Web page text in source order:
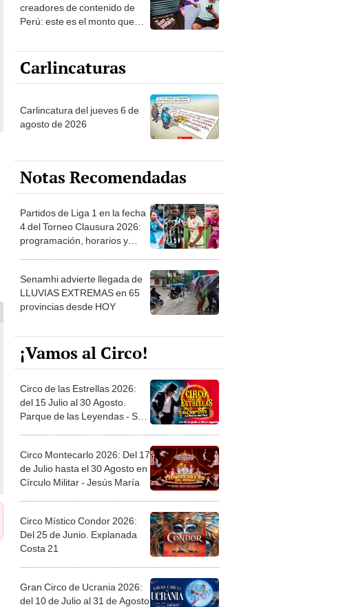
creadores de contenido de
Perú: este es el monto que
1.000 vistas
Carlincaturas
Carlincatura del jueves 6 de
agosto de 2026
Notas Recomendadas
Partidos de Liga 1 en la fecha
4 del Torneo Clausura 2026:
programación, horarios y
Senamhi advierte llegada de
LLUVIAS EXTREMAS en 65
provincias desde HOY
¡Vamos al Circo!
Circo de las Estrellas 2026:
del 15 Julio al 30 Agosto.
Parque de las Leyendas - San
Circo Montecarlo 2026: Del 17
de Julio hasta el 30 Agosto en
Círculo Militar - Jesús María
Circo Místico Condor 2026:
Del 25 de Junio. Explanada
Costa 21
Gran Circo de Ucrania 2026:
del 10 de Julio al 31 de Agosto